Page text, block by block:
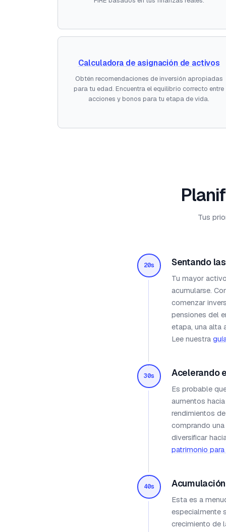
Calculadora de asignación de activos
Obtén recomendaciones de inversión apropiadas
para tu edad. Encuentra el equilibrio correcto entre
acciones y bonos para tu etapa de vida.
Tus
20s Sentando
Tu mayor
acumularse.
comenzar
pensiones del
etapa, una alta
Lee nuestra
30s Acelerando
Es probable
aumentos
rendimientos
comprando
diversificar
patrimonio
40s
Esta es a
especialmente
crecimiento de